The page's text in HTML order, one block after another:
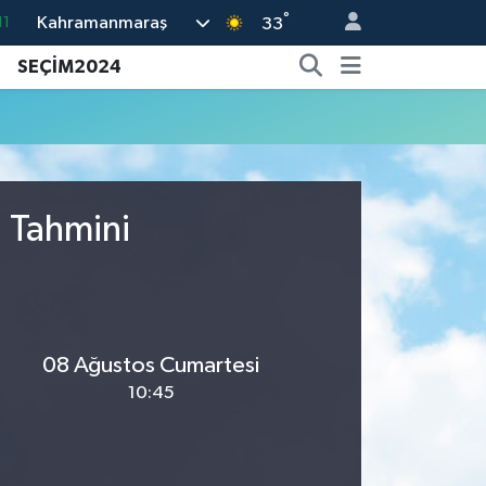
Kahramanmaraş 33°
SEÇİM2024
Tahmini
08 Ağustos Cumartesi
10:45